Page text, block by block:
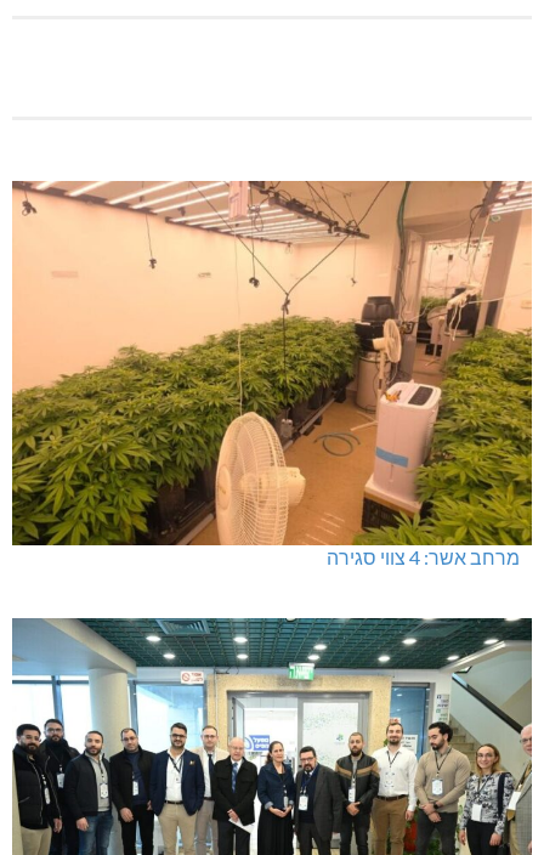
מחיר מטרה במעלות: החל מ-728,000 ₪
תרשיחא: פצוע מירי